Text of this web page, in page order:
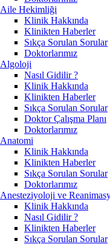
Aile Hekimliği
Klinik Hakkında
Klinikten Haberler
Sıkça Sorulan Sorular
Doktorlarımız
Algoloji
Nasıl Gidilir ?
Klinik Hakkında
Klinikten Haberler
Sıkça Sorulan Sorular
Doktor Çalışma Planı
Doktorlarımız
Anatomi
Klinik Hakkında
Klinikten Haberler
Sıkça Sorulan Sorular
Doktorlarımız
Anesteziyoloji ve
Klinik Hakkında
Nasıl Gidilir ?
Klinikten Haberler
Sıkça Sorulan Sorular